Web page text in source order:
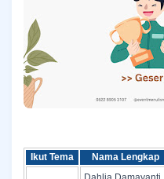
Ikut Tema Nama Lengkap